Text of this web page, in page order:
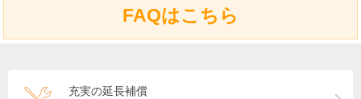
FAQはこちら
充実の延長補償